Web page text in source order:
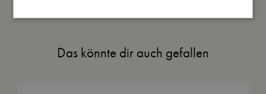
Das könnte dir auch gefallen